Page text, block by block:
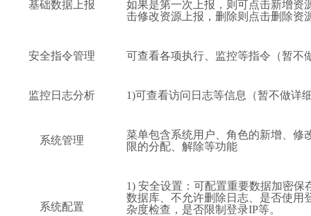
基础数据上报
如果是第一次上报，则可点击新增资
击修改资源上报，删除则点击删除资
安全指令管理 可查看各项执行、监控等指令（暂不
监控日志分析 1)可查看访问日志等信息（暂不做详
系统管理
菜单包含系统用户、角色的新增、修
限的分配、解除等功能
系统配置
1) 安全设置：可配置重要数据加密保
数据库、不允许删除日志、是否使用
杂度检查，是否限制登录IP等。